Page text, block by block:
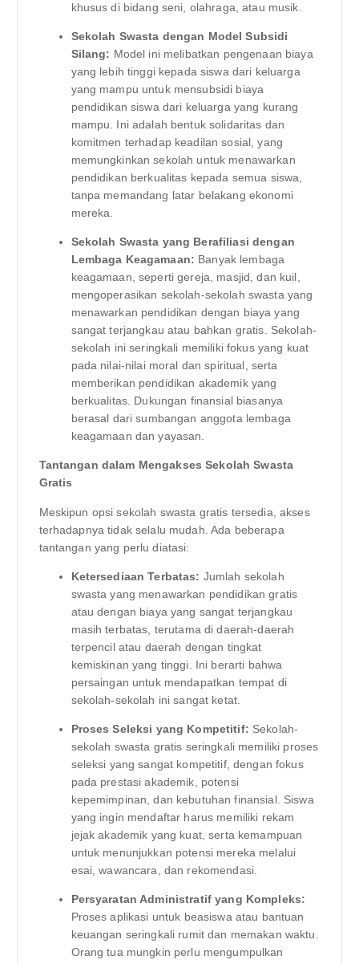
khusus di bidang seni, olahraga, atau musik.
Sekolah Swasta dengan Model Subsidi
Silang: Model ini melibatkan pengenaan biaya
yang lebih tinggi kepada siswa dari keluarga
yang mampu untuk mensubsidi biaya
pendidikan siswa dari keluarga yang kurang
mampu. Ini adalah bentuk solidaritas dan
komitmen terhadap keadilan sosial, yang
memungkinkan sekolah untuk menawarkan
pendidikan berkualitas kepada semua siswa,
tanpa memandang latar belakang ekonomi
mereka.
Sekolah Swasta yang Berafiliasi dengan
Lembaga Keagamaan: Banyak lembaga
keagamaan, seperti gereja, masjid, dan kuil,
mengoperasikan sekolah-sekolah swasta yang
menawarkan pendidikan dengan biaya yang
sangat terjangkau atau bahkan gratis. Sekolah-
sekolah ini seringkali memiliki fokus yang kuat
pada nilai-nilai moral dan spiritual, serta
memberikan pendidikan akademik yang
berkualitas. Dukungan finansial biasanya
berasal dari sumbangan anggota lembaga
keagamaan dan yayasan.
Tantangan dalam Mengakses Sekolah Swasta
Gratis
Meskipun opsi sekolah swasta gratis tersedia, akses
terhadapnya tidak selalu mudah. Ada beberapa
tantangan yang perlu diatasi:
Ketersediaan Terbatas: Jumlah sekolah
swasta yang menawarkan pendidikan gratis
atau dengan biaya yang sangat terjangkau
masih terbatas, terutama di daerah-daerah
terpencil atau daerah dengan tingkat
kemiskinan yang tinggi. Ini berarti bahwa
persaingan untuk mendapatkan tempat di
sekolah-sekolah ini sangat ketat.
Proses Seleksi yang Kompetitif: Sekolah-
sekolah swasta gratis seringkali memiliki proses
seleksi yang sangat kompetitif, dengan fokus
pada prestasi akademik, potensi
kepemimpinan, dan kebutuhan finansial. Siswa
yang ingin mendaftar harus memiliki rekam
jejak akademik yang kuat, serta kemampuan
untuk menunjukkan potensi mereka melalui
esai, wawancara, dan rekomendasi.
Persyaratan Administratif yang Kompleks:
Proses aplikasi untuk beasiswa atau bantuan
keuangan seringkali rumit dan memakan waktu.
Orang tua mungkin perlu mengumpulkan